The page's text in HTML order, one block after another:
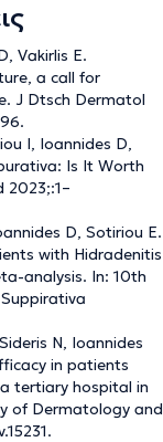
Vakirlis E.
a call for
J Dtsch Dermatol
I, Ioannides D,
Is It Worth
2023;:1–
D, Sotiriou E.
with Hidradenitis
analysis. In: 10th
N, Ioannides
in patients
tertiary hospital in
of Dermatology and